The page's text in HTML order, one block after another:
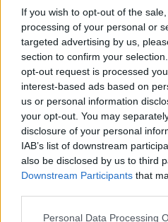
If you wish to opt-out of the
processing of your personal or
targeted advertising by us,
section to confirm your
opt-out request is processed
interest-based ads based on
us or personal information
your opt-out. You may
disclosure of your personal
IAB’s list of downstream
also be disclosed by us to third
Downstream Participants that
Personal Data Processing
og sommerlige muffins som
bringebær!
Muffinsene er laget med
god smak og gjør muffinsene
Muffinsene er raske å lage!
Se også "
sjokolade" og "
sjokoladebiter".